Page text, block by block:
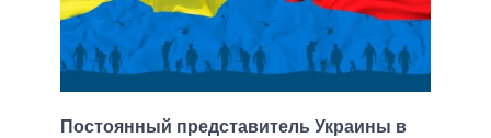
Постоянный представитель Украины в